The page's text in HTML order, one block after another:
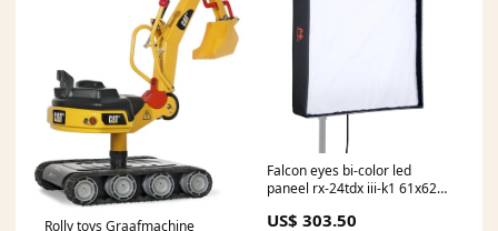
Rolly toys Graafmachine
Falcon eyes bi-color led
paneel rx-24tdx iii-k1 61x62
US$ 303.50